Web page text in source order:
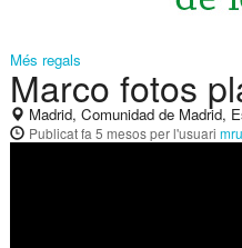
Més regals
Marco fotos
Madrid, Comunidad de Madrid,
Publicatfa 5 mesosper l'usuari